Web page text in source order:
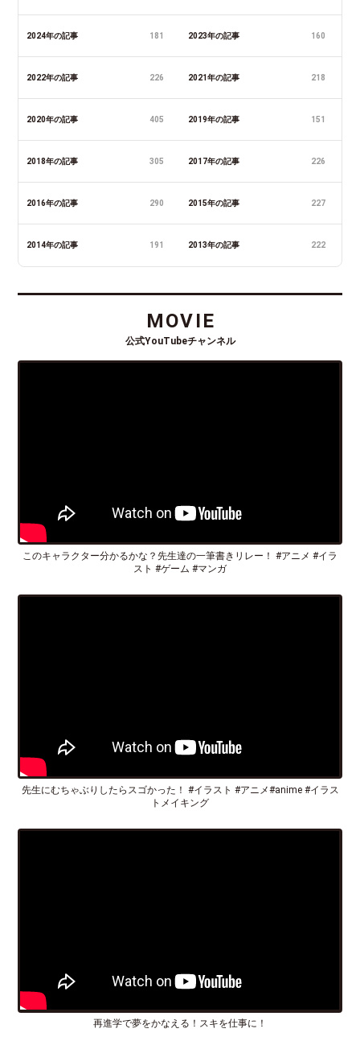
2024年の記事 181 2023年の記事 160
2022年の記事 226 2021年の記事 218
2020年の記事 405 2019年の記事 151
2018年の記事 305 2017年の記事 226
2016年の記事 290 2015年の記事 227
2014年の記事 191 2013年の記事 222
MOVIE
公式YouTubeチャンネル
このキャラクター分かるかな？先生達の一筆書きリレー！ #アニメ #イラ
スト #ゲーム #マンガ
先生にむちゃぶりしたらスゴかった！ #イラスト #アニメ#anime #イラス
トメイキング
再進学で夢をかなえる！スキを仕事に！